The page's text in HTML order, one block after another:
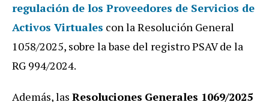
regulación de los Proveedores de Servicios de
Activos Virtuales con la Resolución General
1058/2025, sobre la base del registro PSAV de la
RG 994/2024.
Además, las Resoluciones Generales 1069/2025